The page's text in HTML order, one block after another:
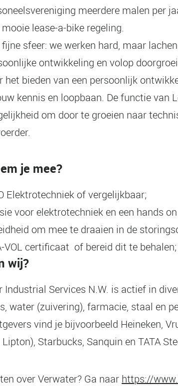
meerdere malen per
mooie lease-a-bike regeling.
fijne sfeer: we werken hard, maar
ontwikkeling en volop
het bieden van een persoonlijk
kennis en loopbaan. De functie van
om door te groeien naar
je mee?
Elektrotechniek of vergelijkbaar;
voor elektrotechniek en een hands
om mee te draaien in de
VOL certificaat of bereid dit te behalen;
wij?
Industrial Services N.W. is actief in
water (zuivering), farmacie, staal en
vind je bijvoorbeeld Heineken,
Starbucks, Sanquin en TATA
over Verwater? Ga naar https://